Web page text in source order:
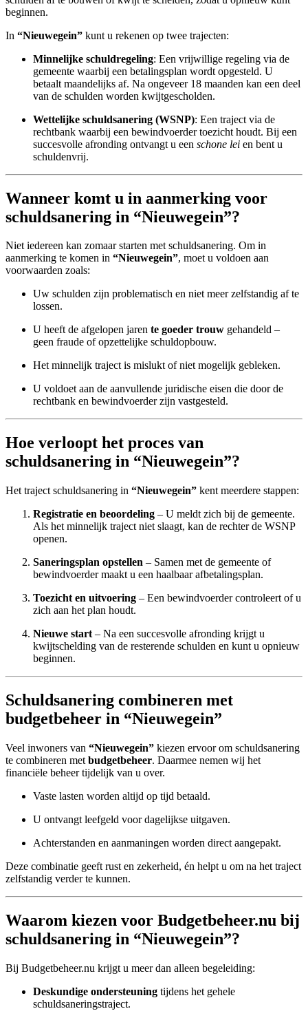
beginnen.
In “Nieuwegein” kunt u rekenen op twee trajecten:
Minnelijke schuldregeling: Een vrijwillige regeling via de
gemeente waarbij een betalingsplan wordt opgesteld. U
betaalt maandelijks af. Na ongeveer 18 maanden kan een deel
van de schulden worden kwijtgescholden.
Wettelijke schuldsanering (WSNP): Een traject via de
rechtbank waarbij een bewindvoerder toezicht houdt. Bij een
succesvolle afronding ontvangt u een schone lei en bent u
schuldenvrij.
Wanneer komt u in aanmerking voor
schuldsanering in “Nieuwegein”?
Niet iedereen kan zomaar starten met schuldsanering. Om in
aanmerking te komen in “Nieuwegein”, moet u voldoen aan
voorwaarden zoals:
Uw schulden zijn problematisch en niet meer zelfstandig af te
lossen.
U heeft de afgelopen jaren te goeder trouw gehandeld –
geen fraude of opzettelijke schuldopbouw.
Het minnelijk traject is mislukt of niet mogelijk gebleken.
U voldoet aan de aanvullende juridische eisen die door de
rechtbank en bewindvoerder zijn vastgesteld.
Hoe verloopt het proces van
schuldsanering in “Nieuwegein”?
Het traject schuldsanering in “Nieuwegein” kent meerdere stappen:
Registratie en beoordeling – U meldt zich bij de gemeente.
Als het minnelijk traject niet slaagt, kan de rechter de WSNP
openen.
Saneringsplan opstellen – Samen met de gemeente of
bewindvoerder maakt u een haalbaar afbetalingsplan.
Toezicht en uitvoering – Een bewindvoerder controleert of u
zich aan het plan houdt.
Nieuwe start – Na een succesvolle afronding krijgt u
kwijtschelding van de resterende schulden en kunt u opnieuw
beginnen.
Schuldsanering combineren met
budgetbeheer in “Nieuwegein”
Veel inwoners van “Nieuwegein” kiezen ervoor om schuldsanering
te combineren met budgetbeheer. Daarmee nemen wij het
financiële beheer tijdelijk van u over.
Vaste lasten worden altijd op tijd betaald.
U ontvangt leefgeld voor dagelijkse uitgaven.
Achterstanden en aanmaningen worden direct aangepakt.
Deze combinatie geeft rust en zekerheid, én helpt u om na het traject
zelfstandig verder te kunnen.
Waarom kiezen voor Budgetbeheer.nu bij
schuldsanering in “Nieuwegein”?
Bij Budgetbeheer.nu krijgt u meer dan alleen begeleiding:
Deskundige ondersteuning tijdens het gehele
schuldsaneringstraject.